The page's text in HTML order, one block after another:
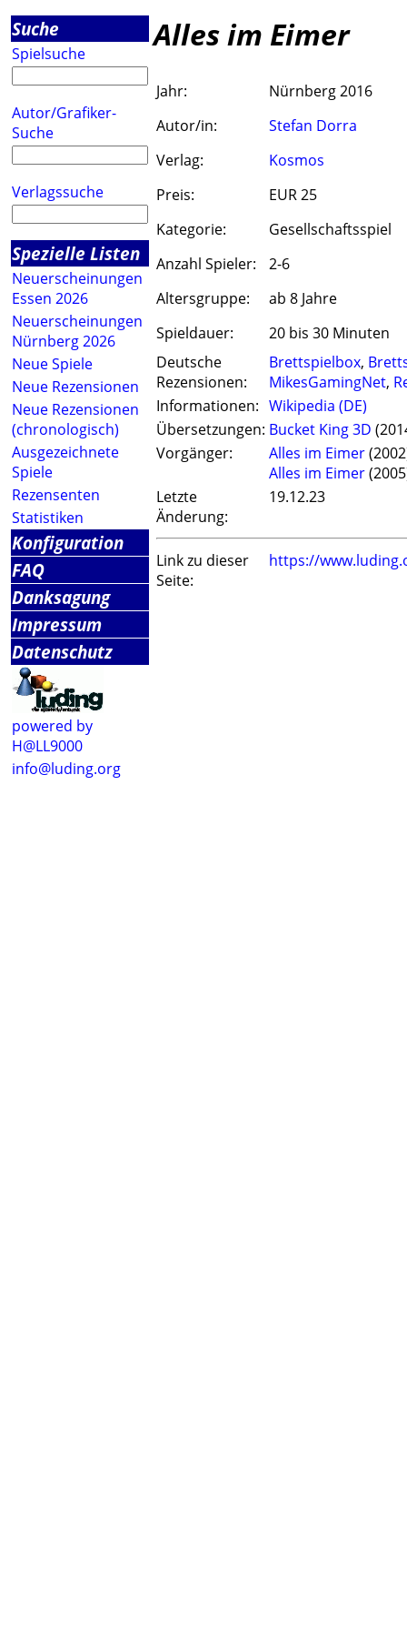
Suche
Spielsuche
Autor/Grafiker-
Suche
Verlagssuche
Spezielle Listen
Neuerscheinungen
Essen 2026
Neuerscheinungen
Nürnberg 2026
Neue Spiele
Neue Rezensionen
Neue Rezensionen
(chronologisch)
Ausgezeichnete
Spiele
Rezensenten
Statistiken
Konfiguration
FAQ
Danksagung
Impressum
Datenschutz
powered by
H@LL9000
info@luding.org
Alles im Eimer
Jahr:
Nürnberg 2016
Autor/in:
Stefan Dorra
Verlag:
Kosmos
Preis:
EUR 25
Kategorie:
Gesellschaftsspiel
Anzahl Spieler:
2-6
Altersgruppe:
ab 8 Jahre
Spieldauer:
20 bis 30 Minuten
Deutsche
Rezensionen:
Brettspielbox,
MikesGamingNet,
Informationen: Wikipedia (DE)
Übersetzungen: Bucket King 3D
Vorgänger:
Alles im Eimer
Alles im Eimer
Letzte
Änderung:
19.12.23
Link zu dieser
Seite:
https://